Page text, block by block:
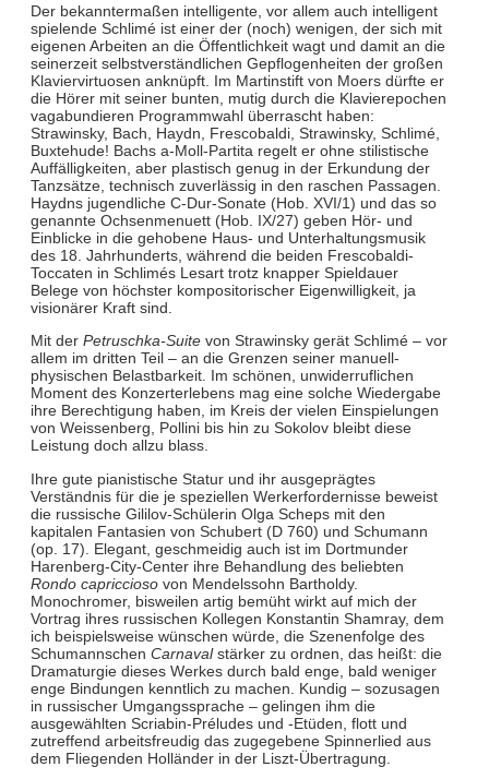
Der bekanntermaßen intelligente, vor allem auch intelligent
spielende Schlimé ist einer der (noch) wenigen, der sich mit
eigenen Arbeiten an die Öffentlichkeit wagt und damit an die
seinerzeit selbstverständlichen Gepflogenheiten der großen
Klaviervirtuosen anknüpft. Im Martinstift von Moers dürfte er
die Hörer mit seiner bunten, mutig durch die Klavierepochen
vagabundieren Programmwahl überrascht haben:
Strawinsky, Bach, Haydn, Frescobaldi, Strawinsky, Schlimé,
Buxtehude! Bachs a-Moll-Partita regelt er ohne stilistische
Auffälligkeiten, aber plastisch genug in der Erkundung der
Tanzsätze, technisch zuverlässig in den raschen Passagen.
Haydns jugendliche C-Dur-Sonate (Hob. XVI/1) und das so
genannte Ochsenmenuett (Hob. IX/27) geben Hör- und
Einblicke in die gehobene Haus- und Unterhaltungsmusik
des 18. Jahrhunderts, während die beiden Frescobaldi-
Toccaten in Schlimés Lesart trotz knapper Spieldauer
Belege von höchster kompositorischer Eigenwilligkeit, ja
visionärer Kraft sind.
Mit der Petruschka-Suitevon Strawinsky gerät Schlimé – vor
allem im dritten Teil – an die Grenzen seiner manuell-
physischen Belastbarkeit. Im schönen, unwiderruflichen
Moment des Konzerterlebens mag eine solche Wiedergabe
ihre Berechtigung haben, im Kreis der vielen Einspielungen
von Weissenberg, Pollini bis hin zu Sokolov bleibt diese
Leistung doch allzu blass.
Ihre gute pianistische Statur und ihr ausgeprägtes
Verständnis für die je speziellen Werkerfordernisse beweist
die russische Gililov-Schülerin Olga Scheps mit den
kapitalen Fantasien von Schubert (D 760) und Schumann
(op. 17). Elegant, geschmeidig auch ist im Dortmunder
Harenberg-City-Center ihre Behandlung des beliebten
Rondo capricciosovon Mendelssohn Bartholdy.
Monochromer, bisweilen artig bemüht wirkt auf mich der
Vortrag ihres russischen Kollegen Konstantin Shamray, dem
ich beispielsweise wünschen würde, die Szenenfolge des
Schumannschen Carnavalstärker zu ordnen, das heißt: die
Dramaturgie dieses Werkes durch bald enge, bald weniger
enge Bindungen kenntlich zu machen. Kundig – sozusagen
in russischer Umgangssprache – gelingen ihm die
ausgewählten Scriabin-Préludes und -Etüden, flott und
zutreffend arbeitsfreudig das zugegebene Spinnerlied aus
dem Fliegenden Holländer in der Liszt-Übertragung.